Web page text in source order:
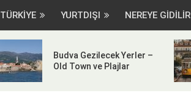
TÜRKİYE YURTDIŞI NEREYE GIDILIR
Budva Gezilecek Yerler –
Old Town ve Plajlar